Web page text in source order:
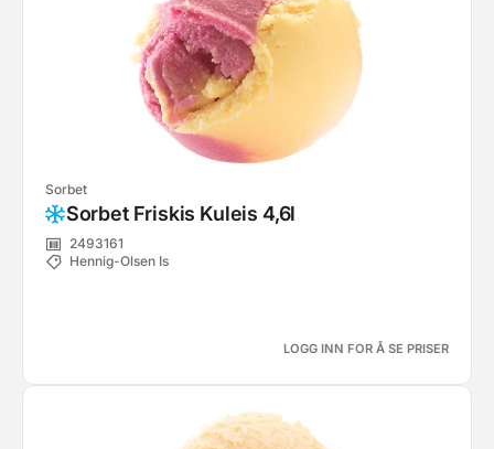
Sorbet
Sorbet Friskis Kuleis 4,6l
2493161
Hennig-Olsen Is
LOGG INN FOR Å SE PRISER